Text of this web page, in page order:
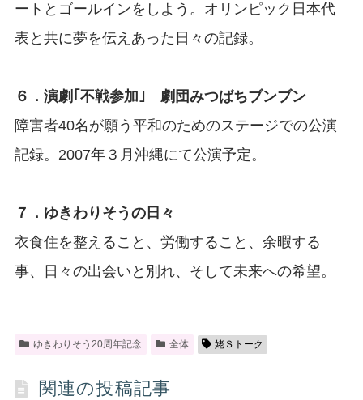
ートとゴールインをしよう。オリンピック日本代
表と共に夢を伝えあった日々の記録。
６．演劇｢不戦参加｣ 劇団みつばちブンブン
障害者40名が願う平和のためのステージでの公演
記録。2007年３月沖縄にて公演予定。
７．ゆきわりそうの日々
衣食住を整えること、労働すること、余暇する
事、日々の出会いと別れ、そして未来への希望。
ゆきわりそう20周年記念 全体 姥Ｓトーク
関連の投稿記事